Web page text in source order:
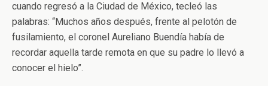
cuando regresó a la Ciudad de México, tecleó las
palabras: “Muchos años después, frente al pelotón de
fusilamiento, el coronel Aureliano Buendía había de
recordar aquella tarde remota en que su padre lo llevó a
conocer el hielo”.